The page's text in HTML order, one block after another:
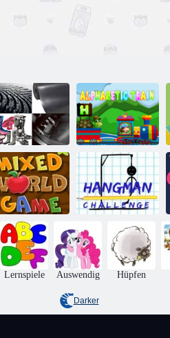
4 Bilder 1 Wort
Alphabetischer
Zug
Mixed Words-
Spiel
Hangman
Challenge
Lernspiele Auswendig Hüpfen
Darker